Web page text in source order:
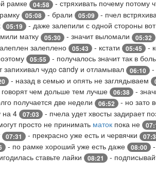
рамке 04:58 - стряхивать почему потому
05:08 - брали 05:09 - пчел
05:19 - даже залепили с одной стороны вот
матку 05:30 - значит выломали 05:32
залеплено 05:43 - кстати 05:45 -
05:55 - получалось значит так в
запихивал чудо candy и отламывал 06:10 -
- назад в семью и опять не заглядываем
чем дольше тем лучше 06:38 -
получается две недели 06:52 - но зато
на 4 07:03 - пчела удет хвосты задирает
просто не принимать маток пока не
07:31 - прекрасно уже есть и червячки
- по рамке хороший уже есть даже 08:00
ставьте лайки 08:21 -